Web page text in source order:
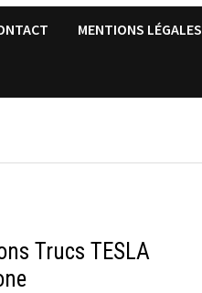
MENTIONS LÉGALES
Trucs TESLA